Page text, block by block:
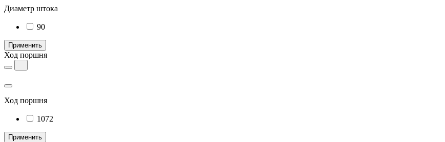
Диаметр штока
90
Применить
Ход поршня
Ход поршня
1072
Применить